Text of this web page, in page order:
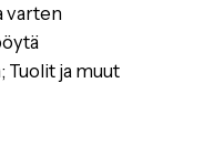
varten
Tuolit ja muut